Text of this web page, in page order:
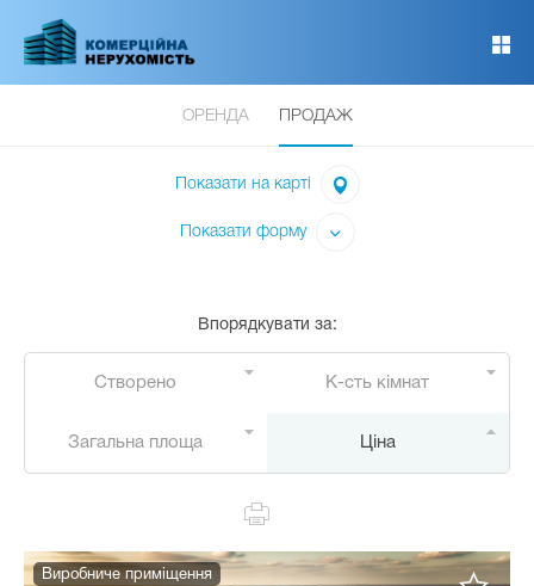
основного
ОРЕНДА ПРОДАЖ
Показати на карті
Показати форму
Впорядкувати за:
Створено К-сть кімнат
Загальна площа Ціна
Виробниче приміщення